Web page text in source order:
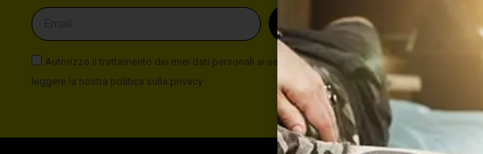
Autorizzo il trattamento dei miei dati personali ai sensi del Nuovo Codice della Privacy. È possibile
leggere la nostra politica sulla privacy
INVIA